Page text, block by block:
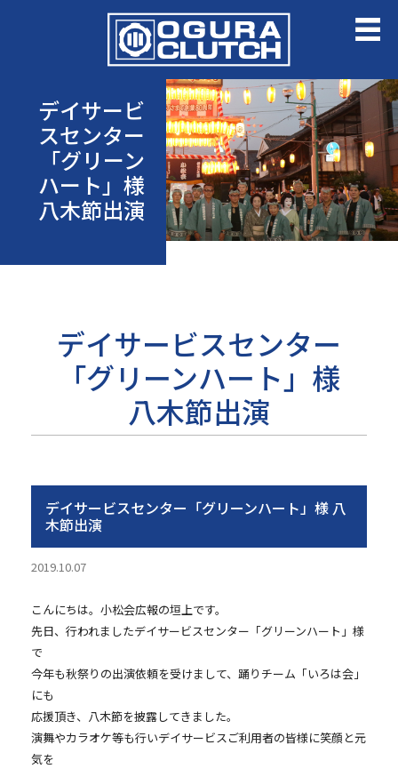
デイサービ
スセンター
「グリーン
ハート」様
八木節出演
デイサービスセンター
「グリーンハート」様
八木節出演
デイサービスセンター「グリーンハート」様 八
木節出演
2019.10.07
こんにちは。小松会広報の垣上です。
先日、行われましたデイサービスセンター「グリーンハート」様
で
今年も秋祭りの出演依頼を受けまして、踊りチーム「いろは会」
にも
応援頂き、八木節を披露してきました。
演舞やカラオケ等も行いデイサービスご利用者の皆様に笑顔と元
気を